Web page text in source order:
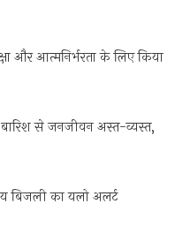
और आत्मनिर्भरता के लिए किया
बारिश से जनजीवन अस्त-व्यस्त,
बिजली का यलो अलर्ट